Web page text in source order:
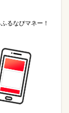
るなびマネー！